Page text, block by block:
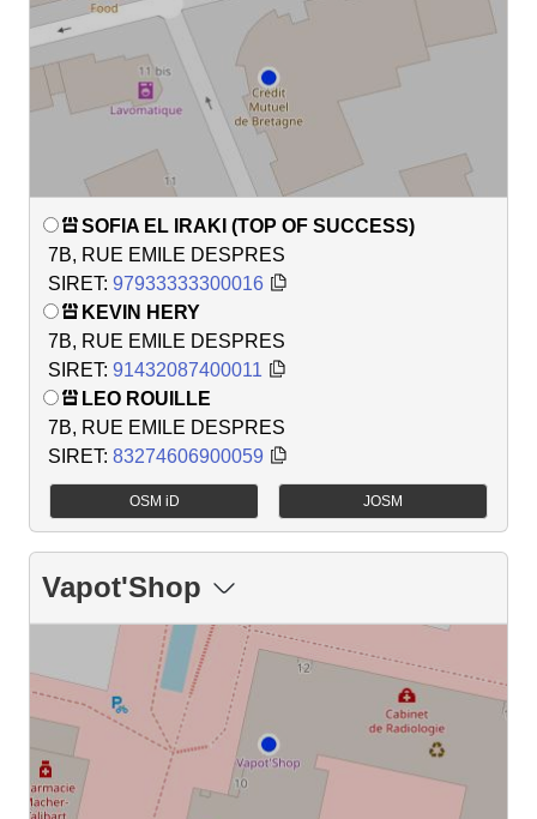
SOFIA EL IRAKI (TOP OF SUCCESS)
7B, RUE EMILE DESPRES
SIRET: 97933333300016
KEVIN HERY
7B, RUE EMILE DESPRES
SIRET: 91432087400011
LEO ROUILLE
7B, RUE EMILE DESPRES
SIRET: 83274606900059
OSM iD JOSM
Vapot'Shop